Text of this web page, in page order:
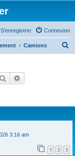
Connexion
S’enregistrer
Camions
r
Rechercher
3:16 am
1 2 3